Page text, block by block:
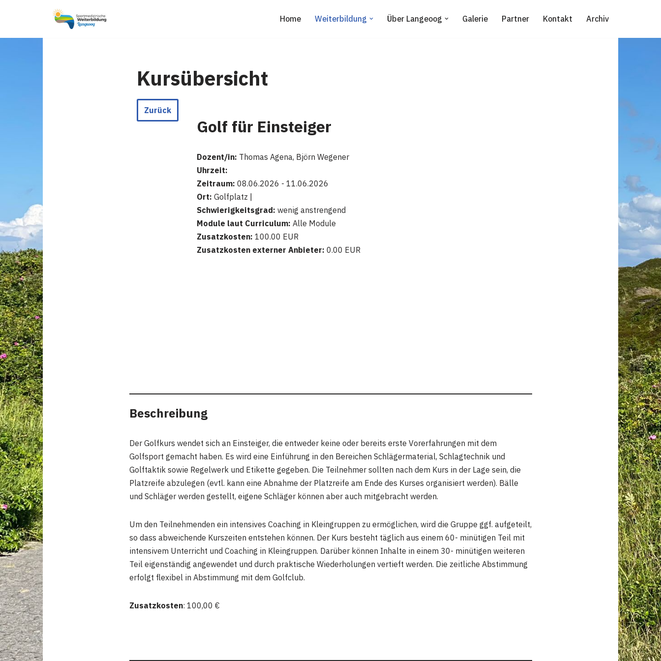
Inhalt
Home Weiterbildung Über Langeoog Galerie Partner Kontakt Archiv
Kursübersicht
Zurück
Golf für Einsteiger
Dozent/in: Thomas Agena, Björn Wegener
Uhrzeit:
Zeitraum: 08.06.2026 - 11.06.2026
Ort: Golfplatz |
Schwierigkeitsgrad: wenig anstrengend
Module laut Curriculum: Alle Module
Zusatzkosten:100.00 EUR
Zusatzkosten externer Anbieter:0.00 EUR
Beschreibung
Der Golfkurs wendet sich an Einsteiger, die entweder keine oder bereits erste Vorerfahrungen mit dem
Golfsport gemacht haben. Es wird eine Einführung in den Bereichen Schlägermaterial, Schlagtechnik und
Golftaktik sowie Regelwerk und Etikette gegeben. Die Teilnehmer sollten nach dem Kurs in der Lage sein, die
Platzreife abzulegen (evtl. kann eine Abnahme der Platzreife am Ende des Kurses organisiert werden). Bälle
und Schläger werden gestellt, eigene Schläger können aber auch mitgebracht werden.
Um den Teilnehmenden ein intensives Coaching in Kleingruppen zu ermöglichen, wird die Gruppe ggf. aufgeteilt,
so dass abweichende Kurszeiten entstehen können. Der Kurs besteht täglich aus einem 60- minütigen Teil mit
intensivem Unterricht und Coaching in Kleingruppen. Darüber können Inhalte in einem 30- minütigen weiteren
Teil eigenständig angewendet und durch praktische Wiederholungen vertieft werden. Die zeitliche Abstimmung
erfolgt flexibel in Abstimmung mit dem Golfclub.
Zusatzkosten: 100,00 €